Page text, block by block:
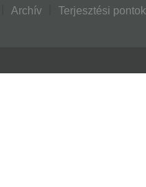
Archív Terjesztési pontok